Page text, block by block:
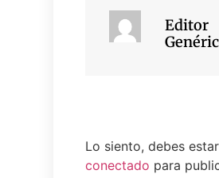
Editor
Lo siento, debes estar
conectado para